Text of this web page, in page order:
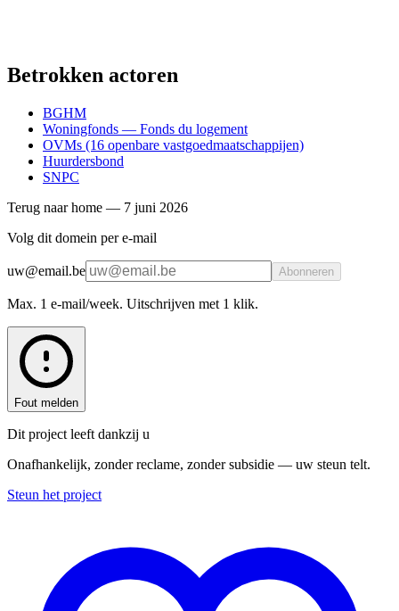
Betrokken actoren
BGHM
Woningfonds — Fonds du logement
OVMs (16 openbare vastgoedmaatschappijen)
Huurdersbond
SNPC
Terug naar home — 7 juni 2026
Volg dit domein per e-mail
uw@email.be Abonneren
Max. 1 e-mail/week. Uitschrijven met 1 klik.
Fout melden
Dit project leeft dankzij u
Onafhankelijk, zonder reclame, zonder subsidie — uw steun telt.
Steun het project